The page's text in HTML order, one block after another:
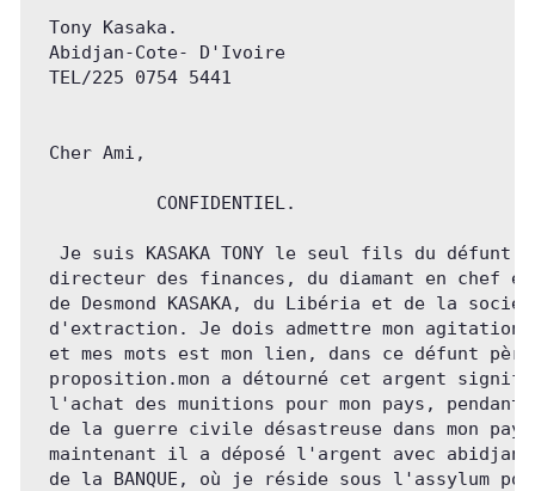
Tony Kasaka.
Abidjan-Cote- D'Ivoire
TEL/225 0754 5441
Cher Ami,
           CONFIDENTIEL.
Je suis KASAKA TONY le seul fils du défunt
directeur des finances, du diamant en chef
de Desmond KASAKA, du Libéria et de la
d'extraction. Je dois admettre mon
et mes mots est mon lien, dans ce défunt
proposition.mon a détourné cet argent
l'achat des munitions pour mon pays,
de la guerre civile désastreuse dans mon
maintenant il a déposé l'argent avec abidjan
de la BANQUE, où je réside sous l'assylum